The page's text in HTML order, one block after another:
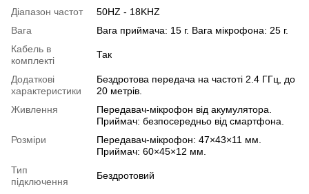
Діапазон частот
50HZ - 18KHZ
Вага
Вага приймача: 15 г. Вага мікрофона: 25 г.
Кабель в
комплекті
Так
Додаткові
характеристики
Бездротова передача на частоті 2.4 ГГц, до
20 метрів.
Живлення
Передавач-мікрофон від акумулятора.
Приймач: безпосередньо від смартфона.
Розміри
Передавач-мікрофон: 47×43×11 мм.
Приймач: 60×45×12 мм.
Тип
підключення
Бездротовий